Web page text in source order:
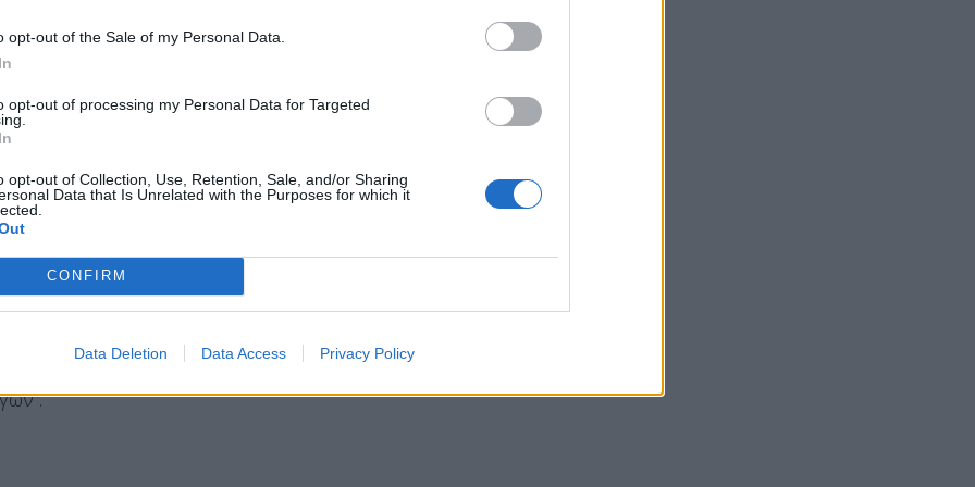
opt-out of the Sale of my Personal Data.
opt-out of processing my Personal Data for Targeted
opt-out of Collection, Use, Retention, Sale, and/or Sharing
Data that Is Unrelated with the Purposes for which it
CONFIRM
Data Deletion Data Access Privacy Policy
συμπλήρωσε.
του ΠΑΣΟΚ στις ευρωεκλογές ο
γιατί δίνεται η δυνατότητα στους πολίτες να
και να δώσουν ψήφο εμπιστοσύνης
ευθέως την Κυβέρνηση
όμως ιδιαίτερη αξία όταν ο ελληνικός λαός
και την πολιτική του κ.Μητσοτάκη,